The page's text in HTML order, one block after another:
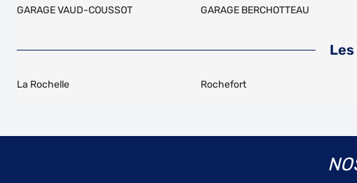
GARAGE VAUD-COUSSOT
GARAGE BERCHOTTEAU
La Rochelle Rochefort